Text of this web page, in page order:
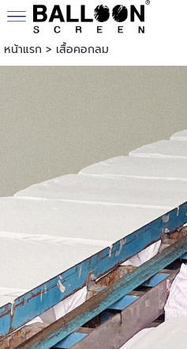
หน้าแรก > เสื้อคอกลม